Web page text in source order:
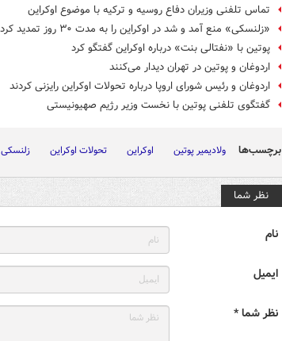
تماس تلفنی وزیران دفاع روسیه و ترکیه با موضوع اوکراین
«زلنسکی» منع آمد و شد در اوکراین را به مدت ۳۰ روز تمدید کرد
پوتین با «نفتالی بنت» درباره اوکراین گفتگو کرد
اردوغان و پوتین در تهران دیدار می‌کنند
اردوغان و رئیس شورای اروپا درباره تحولات اوکراین رایزنی کردند
گفتگوی تلفنی پوتین با نخست وزیر رژیم صهیونیستی
برچسب‌ها ولادیمیر پوتین اوکراین تحولات اوکراین زلنسکی
نظر شما
نام
ایمیل
نظر شما *